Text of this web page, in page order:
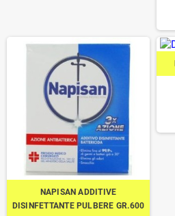
NAPISAN ADDITIVE
DISINFETTANTE PULBERE GR.600